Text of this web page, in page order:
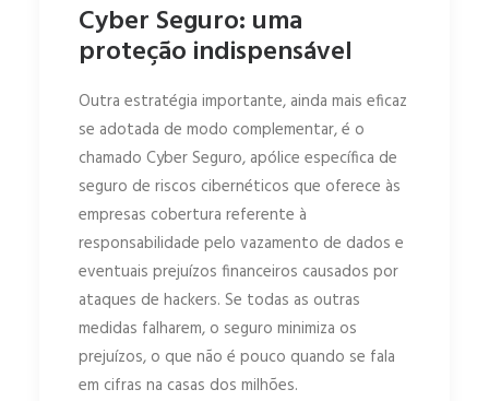
Cyber Seguro: uma
proteção indispensável
Outra estratégia importante, ainda mais eficaz
se adotada de modo complementar, é o
chamado Cyber Seguro, apólice específica de
seguro de riscos cibernéticos que oferece às
empresas cobertura referente à
responsabilidade pelo vazamento de dados e
eventuais prejuízos financeiros causados por
ataques de hackers. Se todas as outras
medidas falharem, o seguro minimiza os
prejuízos, o que não é pouco quando se fala
em cifras na casas dos milhões.